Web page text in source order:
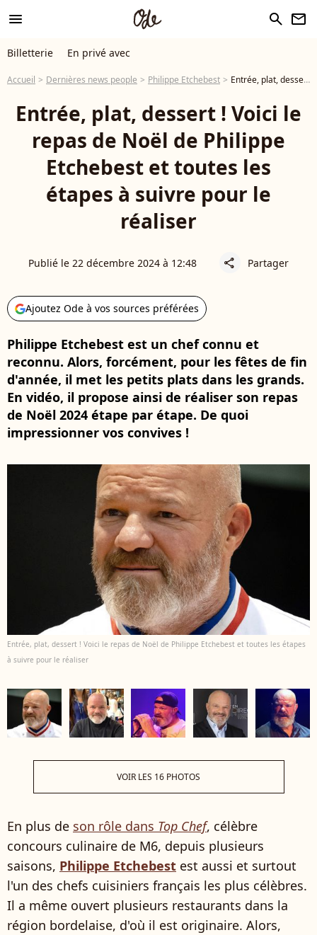
menu search newsletter
Billetterie En privé avec
Accueil Dernières news people Philippe Etchebest Entrée, plat, dessert ! Voici le repas de Noël de Philippe Etchebest et toutes les étapes à suivre pour le réaliser
Entrée, plat, dessert ! Voici le
repas de Noël de Philippe
Etchebest et toutes les
étapes à suivre pour le
réaliser
Publié le 22 décembre 2024 à 12:48 share Partager
Ajoutez Ode à vos sources préférées
Philippe Etchebest est un chef connu et
reconnu. Alors, forcément, pour les fêtes de fin
d'année, il met les petits plats dans les grands.
En vidéo, il propose ainsi de réaliser son repas
de Noël 2024 étape par étape. De quoi
impressionner vos convives !
Entrée, plat, dessert ! Voici le repas de Noël de Philippe Etchebest et toutes les étapes
à suivre pour le réaliser
VOIR LES 16 PHOTOS
En plus de son rôle dans Top Chef, célèbre
concours culinaire de M6, depuis plusieurs
saisons, Philippe Etchebest est aussi et surtout
l'un des chefs cuisiniers français les plus célèbres.
Il a même ouvert plusieurs restaurants dans la
région bordelaise, d'où il est originaire. Alors,